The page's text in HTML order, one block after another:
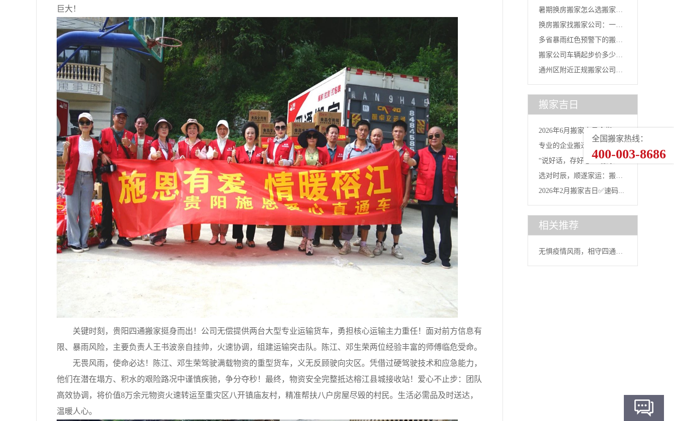
全国搬家热线：
400-003-8686
巨大！
关键时刻，贵阳四通搬家挺身而出！公司无偿提供两台大型专业运输货车，勇担核心运输主力重任！面对前方信息有
限、暴雨风险，主要负责人王书波亲自挂帅，火速协调，组建运输突击队。陈江、邓生荣两位经验丰富的师傅临危受命。
无畏风雨，使命必达！陈江、邓生荣驾驶满载物资的重型货车，义无反顾驶向灾区。凭借过硬驾驶技术和应急能力，
他们在潜在塌方、积水的艰险路况中谨慎疾驰，争分夺秒！最终，物资安全完整抵达榕江县城接收站！爱心不止步：团队
高效协调，将价值8万余元物资火速转运至重灾区八开镇庙友村，精准帮扶八户房屋尽毁的村民。生活必需品及时送达，
温暖人心。
暑期换房搬家怎么选搬家公
换房搬家找搬家公司：一线
多省暴雨红色预警下的搬家
搬家公司车辆起步价多少
通州区附近正规搬家公司｜
搬家吉日
2026年6月搬家吉日全指
专业的企业搬迁哪个排名
“说好话，存好心”：搬家当
选对时辰，顺遂家运：搬家
2026年2月搬家吉日✅速码...
相关推荐
无惧疫情风雨，相守四通守